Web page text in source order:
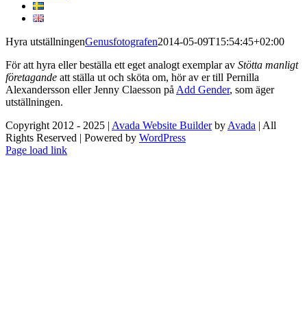
Hyra utställningenGenusfotografen2014-05-09T15:54:45+02:00
För att hyra eller beställa ett eget analogt exemplar av Stötta manligt
företagande att ställa ut och sköta om, hör av er till Pernilla
Alexandersson eller Jenny Claesson på Add Gender, som äger
utställningen.
Copyright 2012 - 2025 | Avada Website Builderby Avada | All
Rights Reserved | Powered by WordPress
Facebook
X
Instagram
Pinterest
Page load link